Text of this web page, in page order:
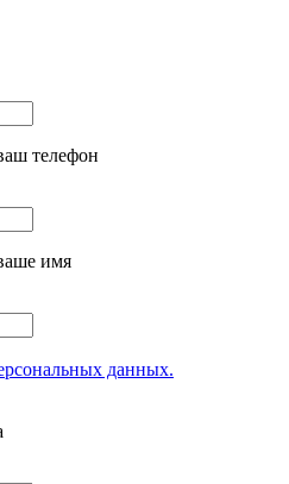
телефон
имя
данных.